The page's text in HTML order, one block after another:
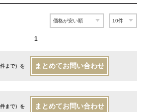
1
まで）を まとめてお問い合わせ
まで）を まとめてお問い合わせ